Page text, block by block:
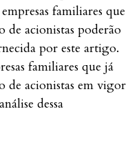
familiares que
acionistas poderão
por este artigo.
familiares que já
de acionistas em vigor
dessa